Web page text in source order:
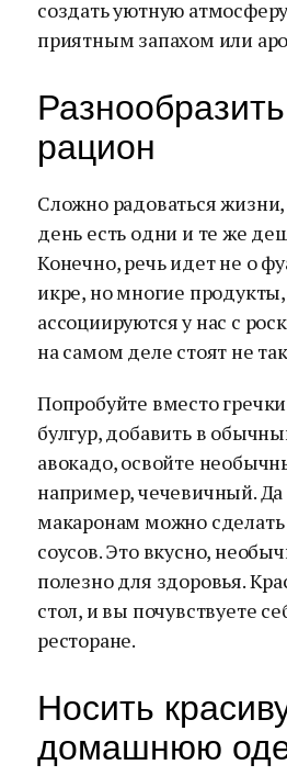
создать уютную
приятным запахом или
рацион
Сложно радоваться
день есть одни и те же
Конечно, речь идет не о
икре, но многие
ассоциируются у нас с
на самом деле стоят не
Попробуйте вместо
булгур, добавить в
авокадо, освойте
например, чечевичный.
макаронам можно
соусов. Это вкусно,
полезно для здоровья.
стол, и вы почувствуете
ресторане.
Носить
домашнюю